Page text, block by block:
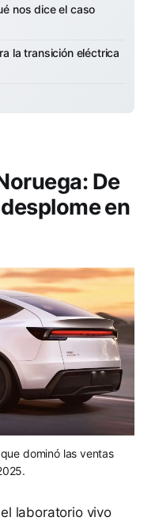
nos dice el caso
la transición eléctrica
De
en
dominó las ventas
laboratorio vivo